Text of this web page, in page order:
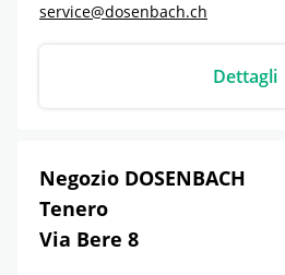
service@dosenbach.ch
Dettagli
Negozio DOSENBACH
Tenero
Via Bere 8